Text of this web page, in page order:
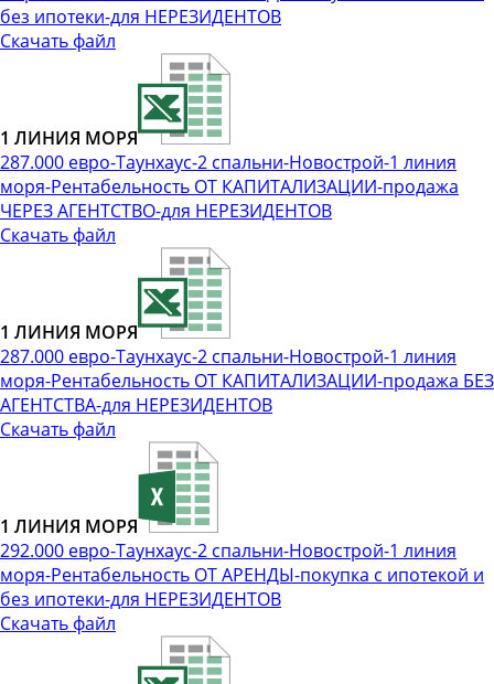
без ипотеки-для НЕРЕЗИДЕНТОВ
Скачать файл
1 ЛИНИЯ МОРЯ
287.000 евро-Таунхаус-2 спальни-Новострой-1 линия
моря-Рентабельность ОТ КАПИТАЛИЗАЦИИ-продажа
ЧЕРЕЗ АГЕНТСТВО-для НЕРЕЗИДЕНТОВ
Скачать файл
1 ЛИНИЯ МОРЯ
287.000 евро-Таунхаус-2 спальни-Новострой-1 линия
моря-Рентабельность ОТ КАПИТАЛИЗАЦИИ-продажа БЕЗ
АГЕНТСТВА-для НЕРЕЗИДЕНТОВ
Скачать файл
1 ЛИНИЯ МОРЯ
292.000 евро-Таунхаус-2 спальни-Новострой-1 линия
моря-Рентабельность ОТ АРЕНДЫ-покупка с ипотекой и
без ипотеки-для НЕРЕЗИДЕНТОВ
Скачать файл